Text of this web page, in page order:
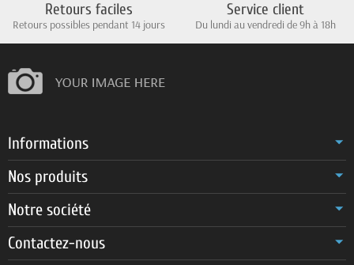
Retours faciles
Retours possibles pendant 14 jours
Service client
Du lundi au vendredi de 9h à 18h
Informations
Nos produits
Notre société
Contactez-nous